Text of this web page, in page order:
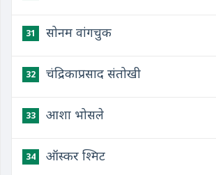
31 सोनम वांगचुक
32 चंद्रिकाप्रसाद संतोखी
33 आशा भोसले
34 ऑस्कर श्मिट